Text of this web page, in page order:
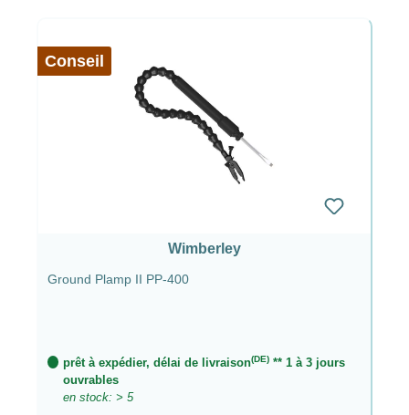
Conseil
Wimberley
Ground Plamp II PP-400
prêt à expédier, délai de livraison(DE) ** 1 à 3 jours
ouvrables
en stock: > 5